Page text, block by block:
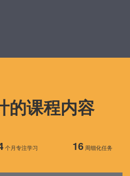
的课程内容
个月专注学习 16 周细化任务